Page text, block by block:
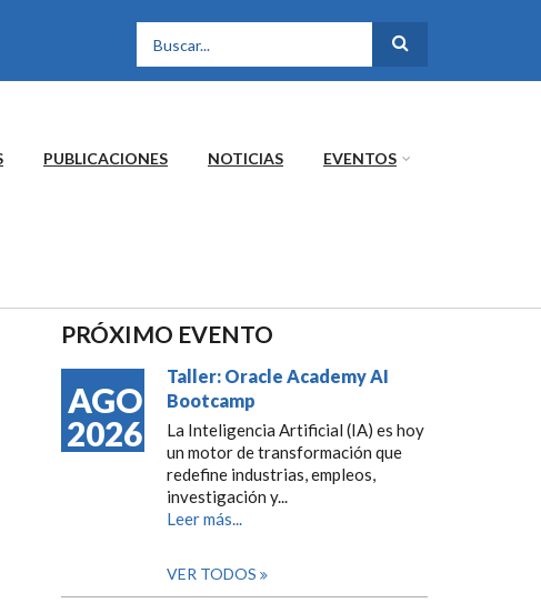
FORMULARIO DE
PUBLICACIONES NOTICIAS EVENTOS
PRÓXIMO EVENTO
AGO
2026
Taller: Oracle Academy AI
Bootcamp
La Inteligencia Artificial (IA) es hoy
un motor de transformación que
redefine industrias, empleos,
investigación y...
Leer más...
VER TODOS